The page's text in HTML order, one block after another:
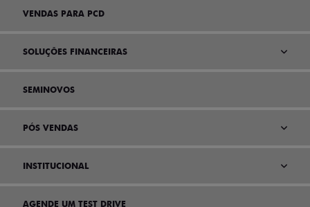
VENDAS PARA PCD
SOLUÇÕES FINANCEIRAS
SEMINOVOS
PÓS VENDAS
INSTITUCIONAL
AGENDE UM TEST DRIVE